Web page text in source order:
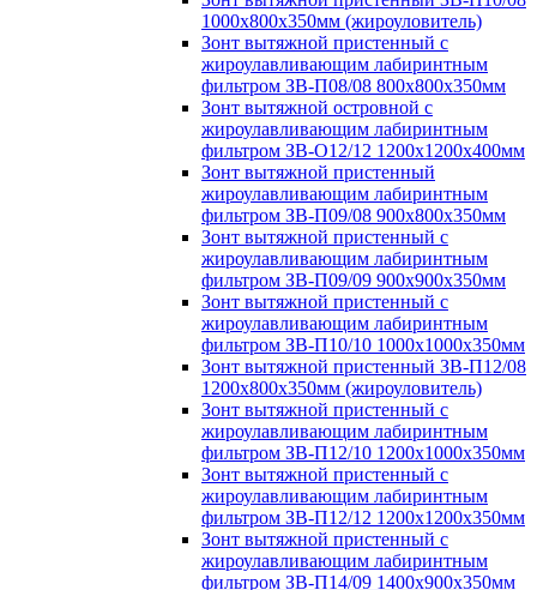
1000х800х350мм (жироуловитель)
Зонт вытяжной пристенный с
жироулавливающим лабиринтным
фильтром ЗВ-П08/08 800х800х350мм
Зонт вытяжной островной с
жироулавливающим лабиринтным
фильтром ЗВ-О12/12 1200х1200х400мм
Зонт вытяжной пристенный
жироулавливающим лабиринтным
фильтром ЗВ-П09/08 900х800х350мм
Зонт вытяжной пристенный с
жироулавливающим лабиринтным
фильтром ЗВ-П09/09 900х900х350мм
Зонт вытяжной пристенный с
жироулавливающим лабиринтным
фильтром ЗВ-П10/10 1000х1000х350мм
Зонт вытяжной пристенный ЗВ-П12/08
1200х800х350мм (жироуловитель)
Зонт вытяжной пристенный с
жироулавливающим лабиринтным
фильтром ЗВ-П12/10 1200х1000х350мм
Зонт вытяжной пристенный с
жироулавливающим лабиринтным
фильтром ЗВ-П12/12 1200х1200х350мм
Зонт вытяжной пристенный с
жироулавливающим лабиринтным
фильтром ЗВ-П14/09 1400х900х350мм